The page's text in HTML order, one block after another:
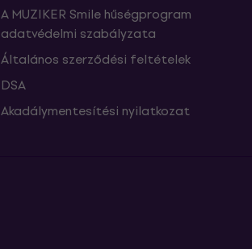
A MUZIKER Smile hűségprogram
adatvédelmi szabályzata
Általános szerződési feltételek
DSA
Akadálymentesítési nyilatkozat